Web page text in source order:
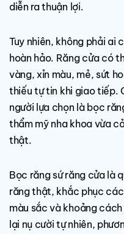
diễn ra thuận lợi.
Tuy nhiên, không phải ai
hoàn hảo. Răng cửa có
vàng, xỉn màu, mẻ, sứt
thiếu tự tin khi giao tiếp.
người lựa chọn là bọc
thẩm mỹ nha khoa vừa
thật.
Bọc răng sứ răng cửa là
răng thật, khắc phục
màu sắc và khoảng
lại nụ cười tự nhiên,